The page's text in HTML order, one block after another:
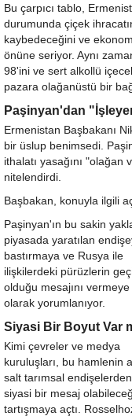
Bu çarpıcı tablo,
durumunda çiçek
kaybedeceğini ve
önüne seriyor. Aynı
98'ini ve sert alkollü
pazara olağanüstü bir
Paşinyan'dan
Ermenistan Başbakanı
bir üslup benimsedi.
ithalatı yasağını
nitelendirdi.
Başbakan, konuyla ilgili
Paşinyan'ın bu sakin
piyasada yaratılan
bastırmaya ve Rusya ile
ilişkilerdeki pürüzlerin
olduğu mesajını
olarak yorumlanıyor.
Siyasi Bir Boyut Var
Kimi çevreler ve medya
kuruluşları, bu hamlenin
salt tarımsal
siyasi bir mesaj
tartışmaya açtı.